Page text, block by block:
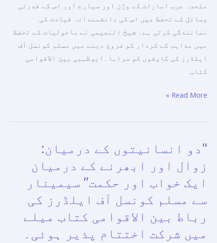
متحدہ عرب امارات کے وژن اور سیارے اور اس کے قدرتی
وسائل کے تحفظ میں اس کی دانشمندانہ قیادت کی
نمائندگی کرتی ہے۔ شیخ النعیمی نے ماحولیات کے تحفظ
میں مذاہب کے کردار کو فروغ دینے میں مسلم کونسل آف
ایلڈرز کی کاوشوں کو سراہا۔ابوظہبی بین الاقوامی
کتاب
الاقوامی
کتاب
میلے
میں
مسلم
کونسل
ایلڈرز
پویلین
ایک
سیمینار۔
Read More »
"دو انسانیتوں کے درمیان:
زوال اور ابھرنے کے درمیان
ایک خواب اور حکمت” سیمینار
سے مسلم کونسل آف ایلڈرز کی
رباط بین الاقوامی کتاب میلے
میں شرکت اختتام پذیر ہوئی۔
"دو
انسانیتوں
کے
درمیان:
ابھرنے
کے